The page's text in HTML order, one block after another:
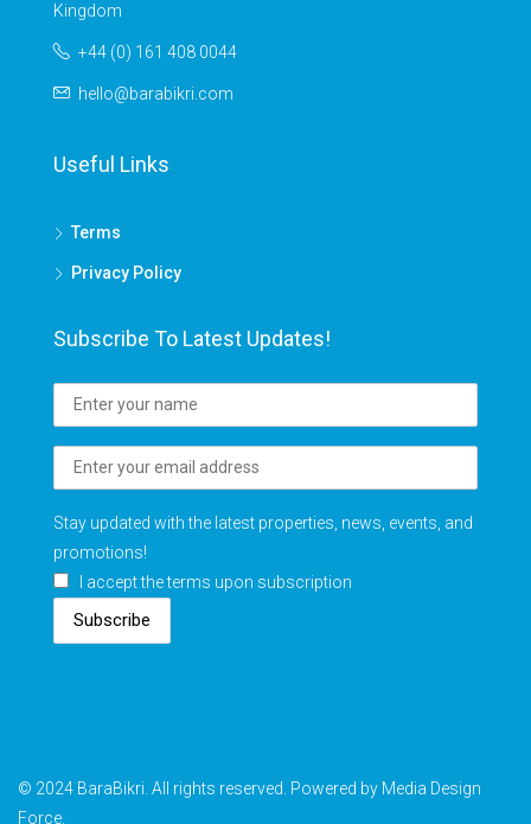
Kingdom
+44 (0) 161 408 0044
hello@barabikri.com
Useful Links
Terms
Privacy Policy
Subscribe To Latest Updates!
Stay updated with the latest properties, news, events, and
promotions!
I accept the terms upon subscription
Subscribe
© 2024 BaraBikri. All rights reserved. Powered by Media Design
Force.